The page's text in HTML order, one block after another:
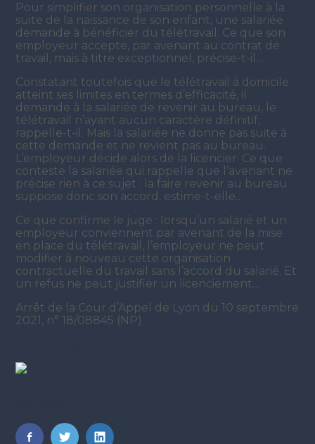
Pour simplifier son organisation personnelle à la
suite de la naissance de son enfant, une salariée
demande à bénéficier du télétravail. Ce que son
employeur accepte, par avenant au contrat de
travail, mais à titre exceptionnel, précise-t-il…
Constatant toutefois que le télétravail à domicile
atteint ses limites en termes d’efficacité, il
demande à la salariée de revenir au bureau, le
télétravail n’ayant aucun caractère définitif,
rappelle-t-il. Mais la salariée ne donne pas suite à
cette demande et ne revient pas au bureau.
L’employeur décide alors de la licencier. Ce que
conteste la salariée qui rappelle que l’avenant ne
précise rien à ce sujet : la faire revenir au bureau
suppose donc son accord, estime-t-elle…
Ce que confirme le juge : lorsqu’un salarié et un
employeur conviennent par avenant de la mise
en place du télétravail, l’employeur ne peut
modifier à nouveau cette organisation
contractuelle du travail sans l’accord du salarié. Et
un refus ne peut justifier un licenciement…
Arrêt de la Cour d’Appel de Lyon du 10 septembre
2021, n° 18/08845 (NP)